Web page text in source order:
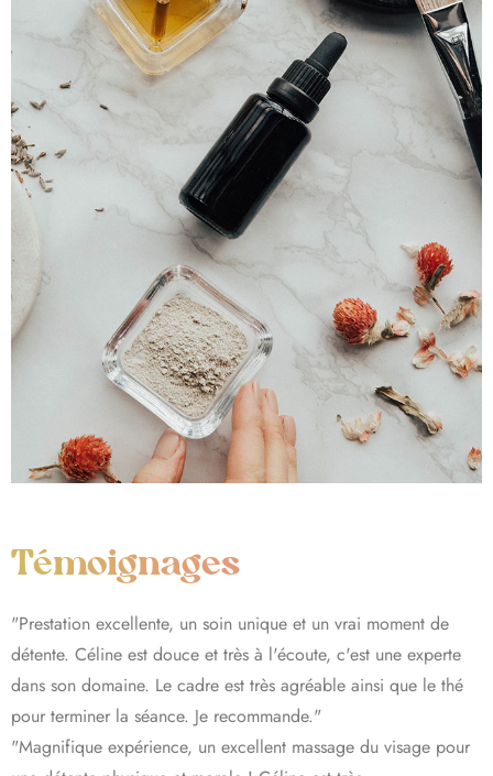
Témoignages
"Prestation excellente, un soin unique et un vrai moment de
détente. Céline est douce et très à l'écoute, c'est une experte
dans son domaine. Le cadre est très agréable ainsi que le thé
pour terminer la séance. Je recommande."
"Magnifique expérience, un excellent massage du visage pour